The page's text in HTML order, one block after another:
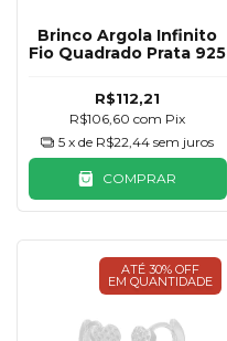
Brinco Argola Infinito
Fio Quadrado Prata 925
R$112,21
R$106,60com Pix
5 x de R$22,44 sem juros
COMPRAR
ATÉ 30% OFF
EM QUANTIDADE